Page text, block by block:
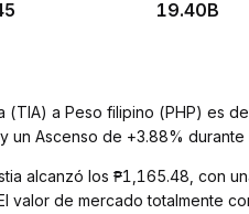
19.40B
(TIA) a Peso filipino (PHP) es
Ascenso de +3.88% durante
alcanzó los ₱1,165.48, con
valor de mercado totalmente